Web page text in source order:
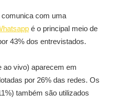
com uma
é o principal meio de
43% dos entrevistados.
ao vivo) aparecem em
por 26% das redes. Os
também são utilizados